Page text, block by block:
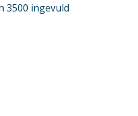
3500 ingevuld